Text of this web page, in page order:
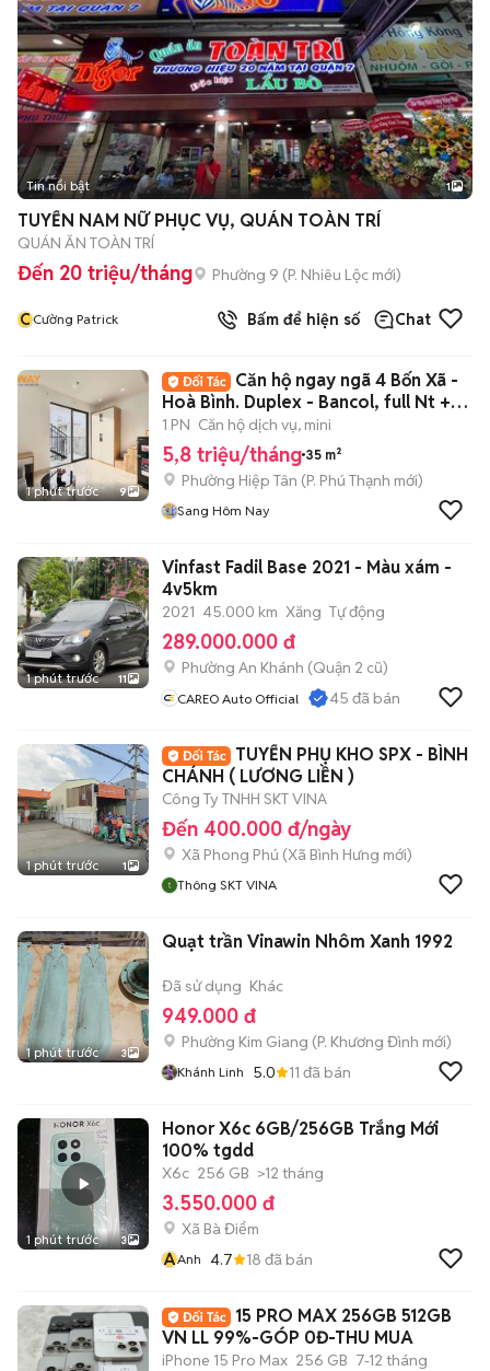
Tin nổi bật 1
TUYỂN NAM NỮ PHỤC VỤ, QUÁN TOÀN TRÍ
QUÁN ĂN TOÀN TRÍ
Đến 20 triệu/tháng Phường 9 (P. Nhiêu Lộc mới)
CCường Patrick Bấm để hiện số Chat
1 phút trước 9
Căn hộ ngay ngã 4 Bốn Xã -
Hoà Bình. Duplex - Bancol, full Nt +
mgr 💥
1 PN Căn hộ dịch vụ, mini
5,8 triệu/tháng 35 m²
Phường Hiệp Tân (P. Phú Thạnh mới)
Sang Hôm Nay
1 phút trước 11
Vinfast Fadil Base 2021 - Màu xám -
4v5km
2021 45.000 km Xăng Tự động
289.000.000 đ
Phường An Khánh (Quận 2 cũ)
CAREO Auto Official 45 đã bán
1 phút trước 1
TUYỂN PHỤ KHO SPX - BÌNH
CHÁNH ( LƯƠNG LIỀN )
Công Ty TNHH SKT VINA
Đến 400.000 đ/ngày
Xã Phong Phú (Xã Bình Hưng mới)
Thông SKT VINA
1 phút trước 3
Quạt trần Vinawin Nhôm Xanh 1992
Đã sử dụng Khác
949.000 đ
Phường Kim Giang (P. Khương Đình mới)
Khánh Linh 5.0 11 đã bán
1 phút trước 3
Honor X6c 6GB/256GB Trắng Mới
100% tgdd
X6c 256 GB >12 tháng
3.550.000 đ
Xã Bà Điểm
AAnh 4.7 18 đã bán
15 PRO MAX 256GB 512GB
VN LL 99%-GÓP 0Đ-THU MUA
iPhone 15 Pro Max 256 GB 7-12 tháng